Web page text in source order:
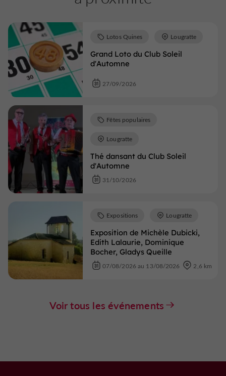
Grand Loto du Club Soleil
d'Automne
Lotos Quines Lougratte
27/09/2026
Thé dansant du Club Soleil
d'Automne
Fêtes populaires
Lougratte
31/10/2026
Exposition de Michèle Dubicki,
Edith Lalaurie, Dominique
Bocher, Gladys Queille
Expositions Lougratte
07/08/2026 au 13/08/2026 2,6 km
Voir tous les événements